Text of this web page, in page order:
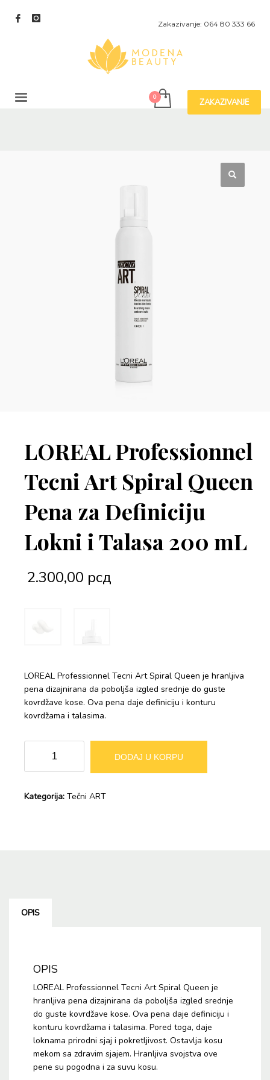
Zakazivanje: 064 80 333 66
ZAKAZIVANJE
LOREAL Professionnel
Tecni Art Spiral Queen
Pena za Definiciju
Lokni i Talasa 200 mL
2.300,00 рсд
LOREAL Professionnel Tecni Art Spiral Queen je hranljiva
pena dizajnirana da poboljša izgled srednje do guste
kovrdžave kose. Ova pena daje definiciju i konturu
kovrdžama i talasima.
Professionnel
Tecni
Spiral
mL
DODAJ U KORPU
Kategorija: Tečni ART
OPIS
OPIS
LOREAL Professionnel Tecni Art Spiral Queen je
hranljiva pena dizajnirana da poboljša izgled srednje
do guste kovrdžave kose. Ova pena daje definiciju i
konturu kovrdžama i talasima. Pored toga, daje
loknama prirodni sjaj i pokretljivost. Ostavlja kosu
mekom sa zdravim sjajem. Hranljiva svojstva ove
pene su pogodna i za suvu kosu.